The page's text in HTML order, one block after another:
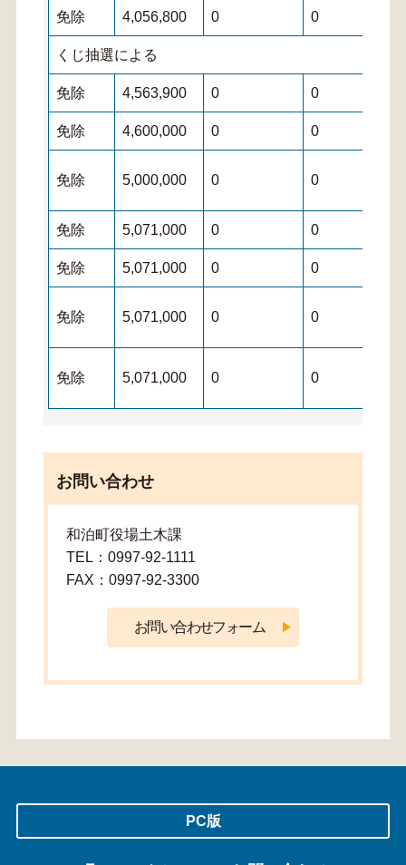
免除 4,056,800 0 0
くじ抽選による
免除 4,563,900 0 0
免除 4,600,000 0 0
免除 5,000,000 0 0
免除 5,071,000 0 0
免除 5,071,000 0 0
免除 5,071,000 0 0
免除 5,071,000 0 0
お問い合わせ
和泊町役場土木課
TEL：0997-92-1111
FAX：0997-92-3300
PC版